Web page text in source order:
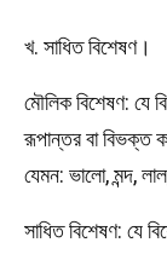
খ. সাধিত বিশেষণ।
মৌলিক বিশেষণ: যে
রূপান্তর বা বিভক্ত
যেমন: ভালো, মন্দ,
সাধিত বিশেষণ: যে